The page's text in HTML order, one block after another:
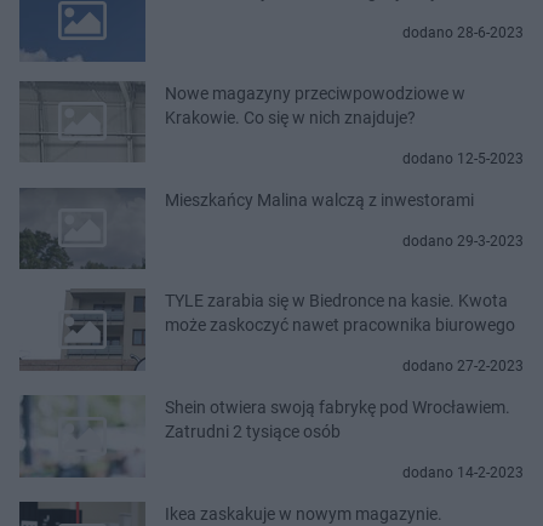
dodano 28-6-2023
Nowe magazyny przeciwpowodziowe w
Krakowie. Co się w nich znajduje?
dodano 12-5-2023
Mieszkańcy Malina walczą z inwestorami
dodano 29-3-2023
TYLE zarabia się w Biedronce na kasie. Kwota
może zaskoczyć nawet pracownika biurowego
dodano 27-2-2023
Shein otwiera swoją fabrykę pod Wrocławiem.
Zatrudni 2 tysiące osób
dodano 14-2-2023
Ikea zaskakuje w nowym magazynie.